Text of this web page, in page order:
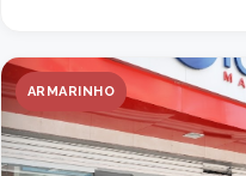
ARMARINHO